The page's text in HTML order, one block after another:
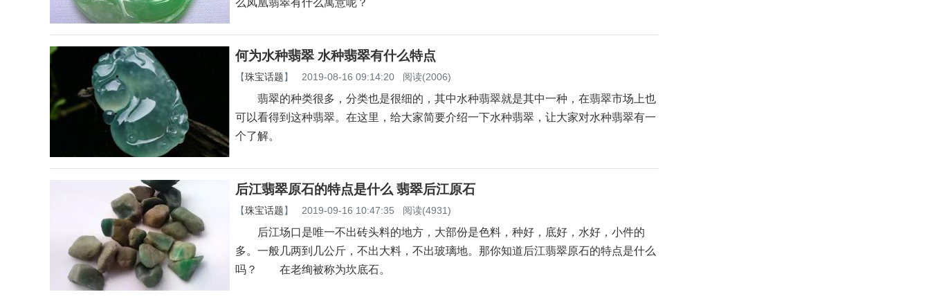
么凤凰翡翠有什么寓意呢？
何为水种翡翠 水种翡翠有什么特点
【珠宝话题】 2019-08-16 09:14:20 阅读(2006)
翡翠的种类很多，分类也是很细的，其中水种翡翠就是其中一种，在翡翠市场上也
可以看得到这种翡翠。在这里，给大家简要介绍一下水种翡翠，让大家对水种翡翠有一
个了解。
后江翡翠原石的特点是什么 翡翠后江原石
【珠宝话题】 2019-09-16 10:47:35 阅读(4931)
后江场口是唯一不出砖头料的地方，大部份是色料，种好，底好，水好，小件的
多。一般几两到几公斤，不出大料，不出玻璃地。那你知道后江翡翠原石的特点是什么
吗？ 在老绚被称为坎底石。